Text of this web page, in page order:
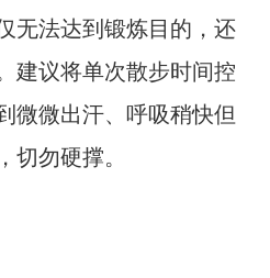
无法达到锻炼目的，还
建议将单次散步时间控
微微出汗、呼吸稍快但
切勿硬撑。